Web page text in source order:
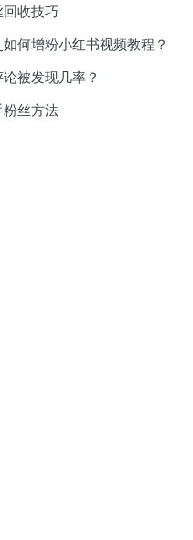
收技巧
何增粉小红书视频教程？
被发现几率？
丝方法